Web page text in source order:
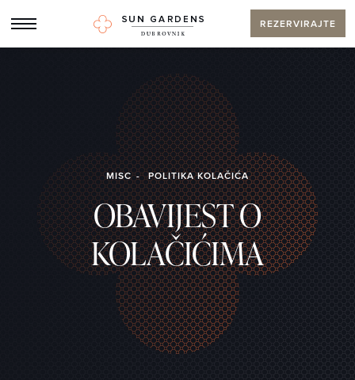
REZERVIRAJTE
MISC POLITIKA KOLAČIĆA
OBAVIJEST O
KOLAČIĆIMA